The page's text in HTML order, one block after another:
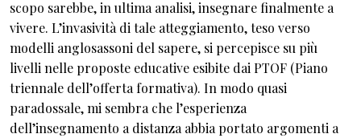
scopo sarebbe, in ultima analisi, insegnare finalmente a
vivere. L’invasività di tale atteggiamento, teso verso
modelli anglosassoni del sapere, si percepisce su più
livelli nelle proposte educative esibite dai PTOF (Piano
triennale dell’offerta formativa). In modo quasi
paradossale, mi sembra che l’esperienza
dell’insegnamento a distanza abbia portato argomenti a